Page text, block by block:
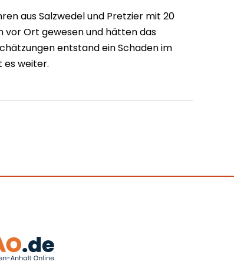
aus Salzwedel und Pretzier mit 20
vor Ort gewesen und hätten das
entstand ein Schaden im
es weiter.